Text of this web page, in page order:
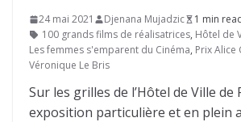
24 mai 2021 Djenana Mujadzic
1 min
100 grands films de réalisatrices, Hôtel de
Les femmes s'emparent du Cinéma, Prix Alice
Véronique Le Bris
Sur les grilles de l’Hôtel de Ville de
exposition particulière et en plein